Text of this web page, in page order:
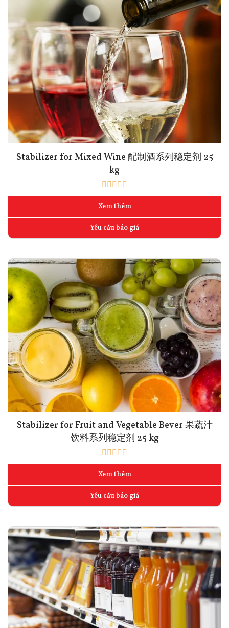
Stabilizer for Mixed Wine 配制酒系列稳定剂 25
kg
Xem thêm
Yêu cầu báo giá
Stabilizer for Fruit and Vegetable Bever 果蔬汁
饮料系列稳定剂 25 kg
Xem thêm
Yêu cầu báo giá